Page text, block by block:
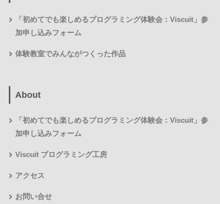
「初めてでも楽しめるプログラミング体験会：Viscuit」参
加申し込みフォーム
体験教室でみんながつくった作品
About
「初めてでも楽しめるプログラミング体験会：Viscuit」参
加申し込みフォーム
Viscuit プログラミング工房
アクセス
お問い合せ